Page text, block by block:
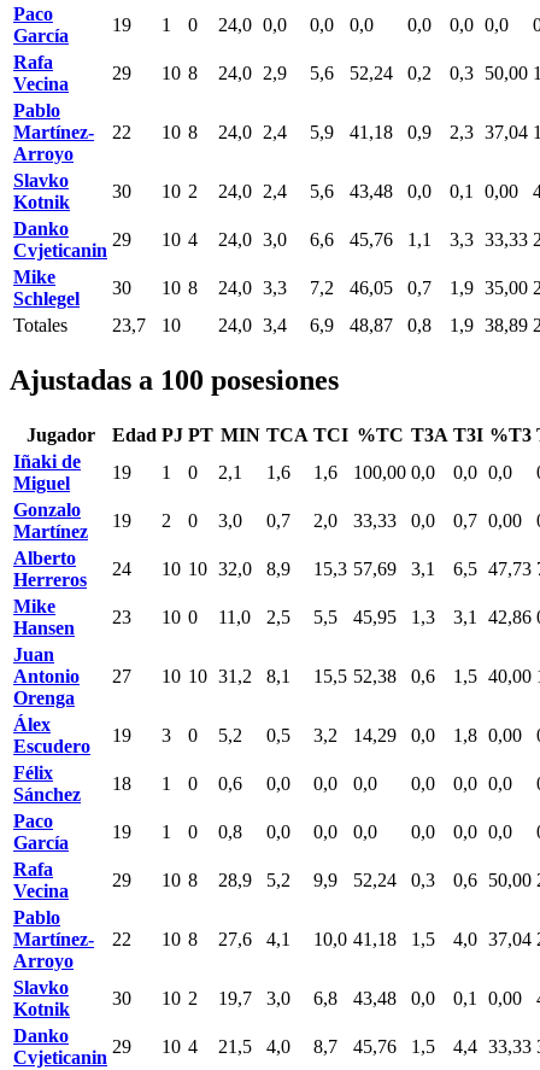
Paco
García
19 1 0 24,0 0,0 0,0 0,0 0,0 0,0 0,0
Rafa
Vecina
29 10 8 24,0 2,9 5,6 52,24 0,2 0,3 50,00
Pablo
Martínez-
Arroyo
22 10 8 24,0 2,4 5,9 41,18 0,9 2,3 37,04
Slavko
Kotnik
30 10 2 24,0 2,4 5,6 43,48 0,0 0,1 0,00
Danko
Cvjeticanin
29 10 4 24,0 3,0 6,6 45,76 1,1 3,3 33,33
Mike
Schlegel
30 10 8 24,0 3,3 7,2 46,05 0,7 1,9 35,00
Totales
23,7 10 24,0 3,4 6,9 48,87 0,8 1,9 38,89
Ajustadas a 100 posesiones
Jugador Edad PJ PT MIN TCA TCI %TC T3A T3I %T3
Iñaki de
Miguel
19 1 0 2,1 1,6 1,6 100,00 0,0 0,0 0,0
Gonzalo
Martínez
19 2 0 3,0 0,7 2,0 33,33 0,0 0,7 0,00
Alberto
Herreros
24 10 10 32,0 8,9 15,3 57,69 3,1 6,5 47,73
Mike
Hansen
23 10 0 11,0 2,5 5,5 45,95 1,3 3,1 42,86
Juan
Antonio
Orenga
27 10 10 31,2 8,1 15,5 52,38 0,6 1,5 40,00
Álex
Escudero
19 3 0 5,2 0,5 3,2 14,29 0,0 1,8 0,00
Félix
Sánchez
18 1 0 0,6 0,0 0,0 0,0 0,0 0,0 0,0
Paco
García
19 1 0 0,8 0,0 0,0 0,0 0,0 0,0 0,0
Rafa
Vecina
29 10 8 28,9 5,2 9,9 52,24 0,3 0,6 50,00
Pablo
Martínez-
Arroyo
22 10 8 27,6 4,1 10,0 41,18 1,5 4,0 37,04
Slavko
Kotnik
30 10 2 19,7 3,0 6,8 43,48 0,0 0,1 0,00
Danko
Cvjeticanin
29 10 4 21,5 4,0 8,7 45,76 1,5 4,4 33,33